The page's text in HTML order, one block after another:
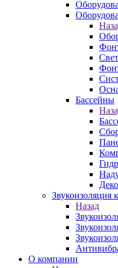
Бассейны
Звукоизоляция
Назад
О компании